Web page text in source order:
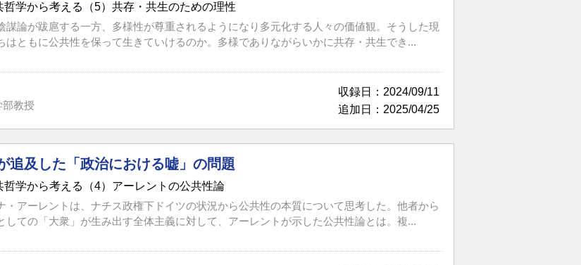
学から考える（5）共存・共生のための理性
謀論が跋扈する一方、多様性が尊重されるようになり多元化する人々の価値観。そうした現
はともに公共性を保って生きていけるのか。多様でありながらいかに共存・共生でき...
収録日：2024/09/11
追加日：2025/04/25
教授
追及した「政治における嘘」の問題
学から考える（4）アーレントの公共性論
・アーレントは、ナチス政権下ドイツの状況から公共性の本質について思考した。他者から
しての「大衆」が生み出す全体主義に対して、アーレントが示した公共性論とは。複...